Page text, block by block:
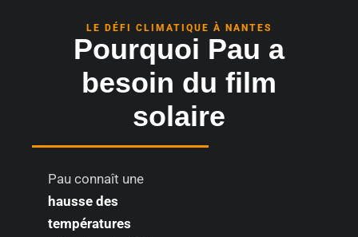
LE DÉFI CLIMATIQUE À NANTES
Pourquoi Pau a
besoin du film
solaire
Pau connaît une
hausse des
températures